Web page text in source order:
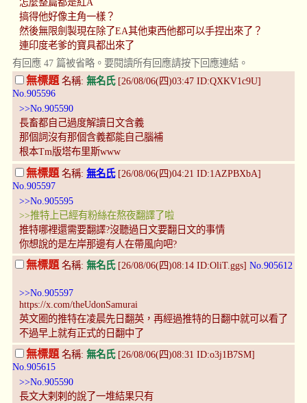
搞得他好像主角一樣？
然後無限劍製現在除了EA其他東西他都可以手捏出來了？
連印度老爹的寶具都出來了
有回應 47 篇被省略。要閱讀所有回應請按下回應連結。
無標題名稱: 無名氏[26/08/06(四)03:47 ID:QXKV1c9U]
No.905596
>>No.905590
長畜都自己過度解讀日文含義
那個詞沒有那個含義都能自己腦補
根本Tm版塔布里斯www
無標題 名稱: 無名氏[26/08/06(四)04:21 ID:1AZPBXbA]
No.905597
>>No.905595
>>推特上已經有粉絲在熬夜翻譯了啦
推特哪裡還需要翻譯?沒聽過日文要翻日文的事情
你想說的是左岸那邊有人在帶風向吧?
無標題 名稱: 無名氏[26/08/06(四)08:14 ID:OliT.ggs] No.905612
>>No.905597
https://x.com/theUdonSamurai
英文圈的推特在凌晨先日翻英，再經過推特的日翻中就可以看了
不過早上就有正式的日翻中了
無標題名稱: 無名氏[26/08/06(四)08:31 ID:o3j1B7SM]
No.905615
>>No.905590
長文大剌剌的說了一堆結果只有